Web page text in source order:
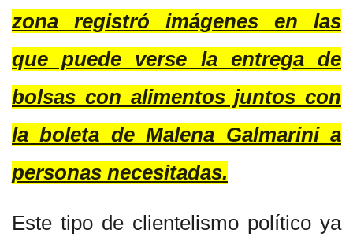
zona registró imágenes en las
que puede verse la entrega de
bolsas con alimentos juntos con
la boleta de Malena Galmarini a
personas necesitadas.
Este tipo de clientelismo político ya